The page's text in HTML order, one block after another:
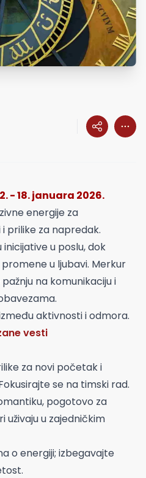
- 18. januara 2026.
energije za
prilike za napredak.
u poslu, dok
u ljubavi. Merkur
na komunikaciju i
aktivnosti i odmora.
vesti
za novi početak i
se na timski rad.
pogotovo za
uživaju u zajedničkim
o energiji; izbegavajte